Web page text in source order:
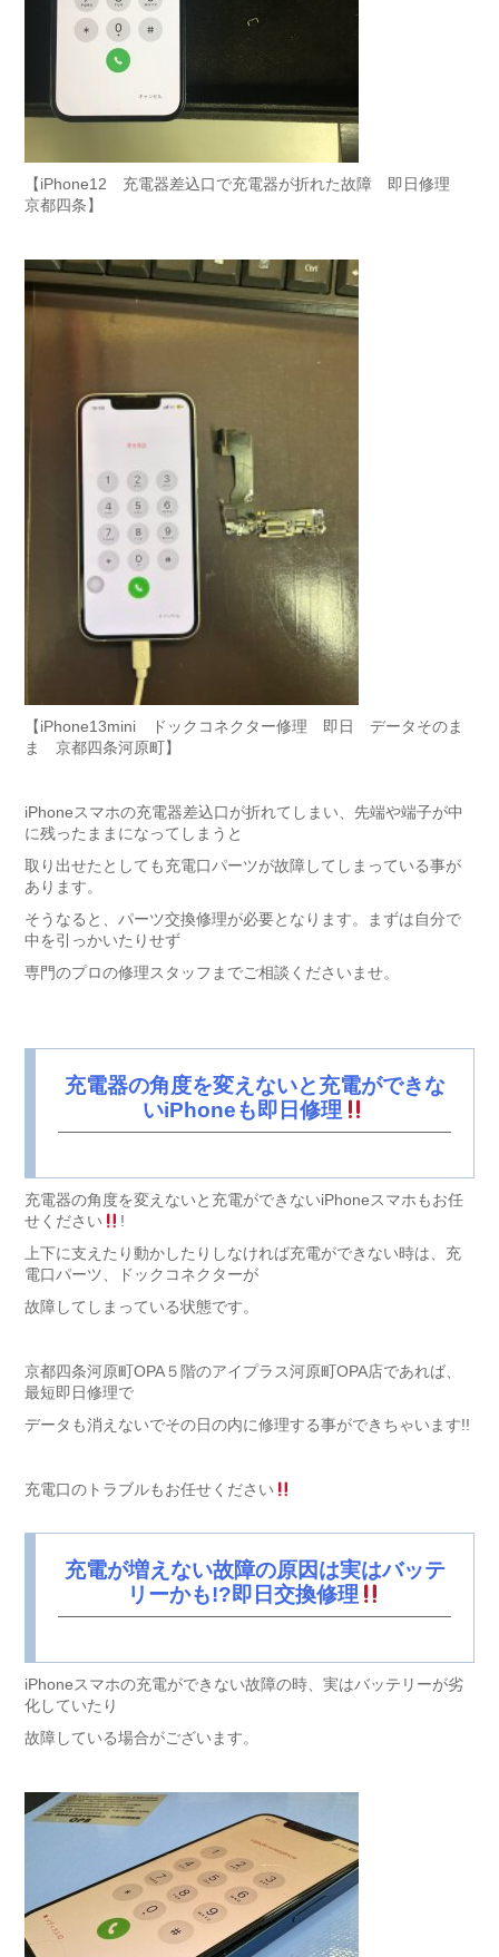
【iPhone12 充電器差込口で充電器が折れた故障 即日修理
京都四条】
【iPhone13mini ドックコネクター修理 即日 データそのま
ま 京都四条河原町】
iPhoneスマホの充電器差込口が折れてしまい、先端や端子が中
に残ったままになってしまうと
取り出せたとしても充電口パーツが故障してしまっている事が
あります。
そうなると、パーツ交換修理が必要となります。まずは自分で
中を引っかいたりせず
専門のプロの修理スタッフまでご相談くださいませ。
充電器の角度を変えないと充電ができな
いiPhoneも即日修理
充電器の角度を変えないと充電ができないiPhoneスマホもお任
せください
!
上下に支えたり動かしたりしなければ充電ができない時は、充
電口パーツ、ドックコネクターが
故障してしまっている状態です。
京都四条河原町OPA５階のアイプラス河原町OPA店であれば、
最短即日修理で
データも消えないでその日の内に修理する事ができちゃいます!!
充電口のトラブルもお任せください
充電が増えない故障の原因は実はバッテ
リーかも!?即日交換修理
iPhoneスマホの充電ができない故障の時、実はバッテリーが劣
化していたり
故障している場合がございます。